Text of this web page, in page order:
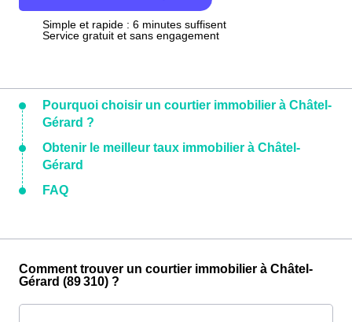
Simple et rapide : 6 minutes suffisent
Service gratuit et sans engagement
Pourquoi choisir un courtier immobilier à Châtel-
Gérard ?
Obtenir le meilleur taux immobilier à Châtel-
Gérard
FAQ
Comment trouver un courtier immobilier à Châtel-
Gérard (89 310) ?